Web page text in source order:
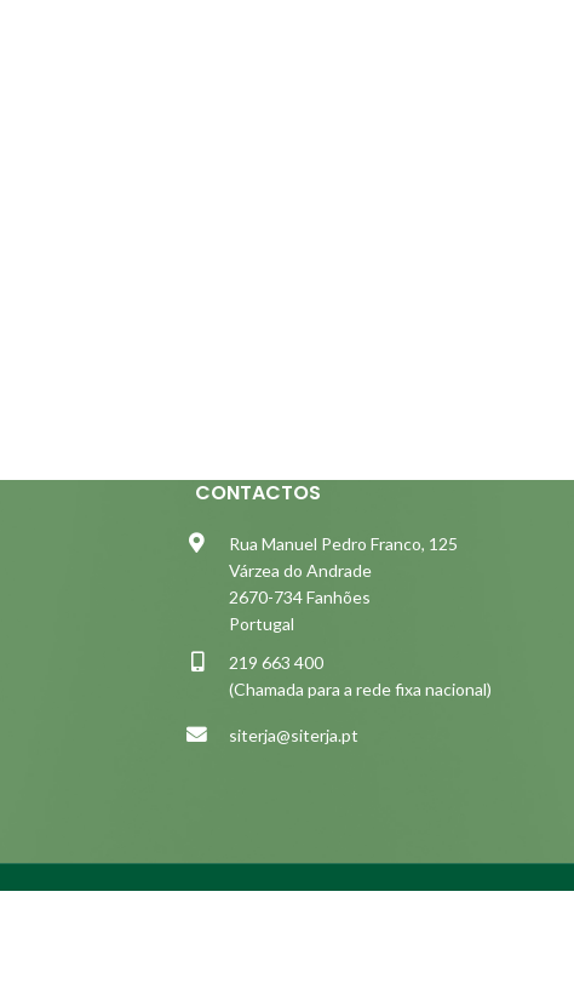
CONTACTOS
Rua Manuel Pedro Franco, 125
Várzea do Andrade
2670-734 Fanhões
Portugal
219 663 400
(Chamada para a rede fixa nacional)
siterja@siterja.pt